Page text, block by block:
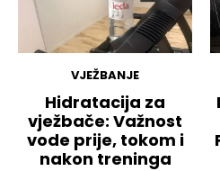
VJEŽBANJE
Hidratacija za
vježbače: Važnost
vode prije, tokom i
nakon treninga